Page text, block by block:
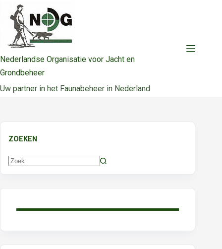
naar
inhoud
Nederlandse Organisatie voor Jacht en
Grondbeheer
Uw partner in het Faunabeheer in Nederland
ZOEKEN
Geen